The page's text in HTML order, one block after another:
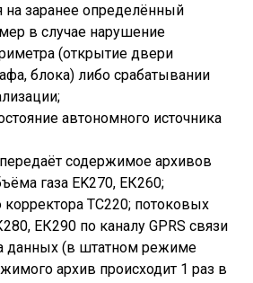
заранее определённый
в случае нарушение
(открытие двери
блока) либо срабатывании
автономного источника
содержимое архивов
газа EK270, ЕК260;
корректора ТС220; потоковых
ЕК290 по каналу GPRS связи
данных (в штатном режиме
архив происходит 1 раз в